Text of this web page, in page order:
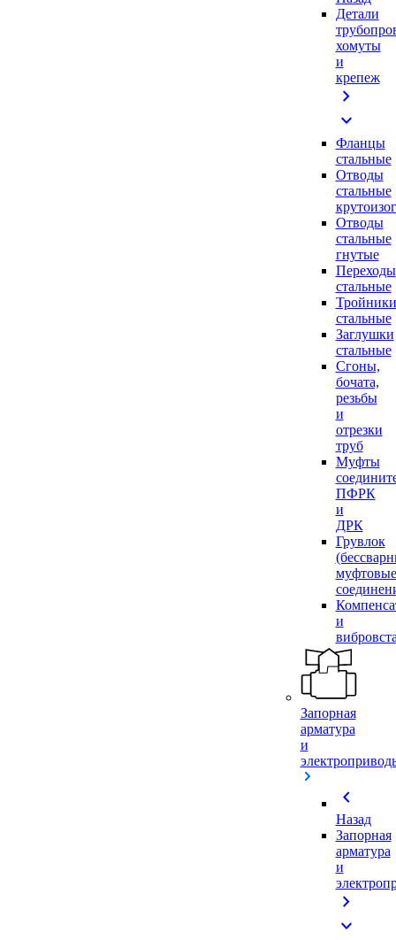
Детали
хомуты
и
крепеж
chevron_right
expand_more
Фланцы
стальные
Отводы
стальные
Отводы
стальные
гнутые
Переходы
стальные
Тройники
стальные
Заглушки
стальные
Сгоны,
бочата,
резьбы
и
отрезки
труб
Муфты
ПФРК
и
ДРК
Грувлок
муфтовые
и
Запорная
арматура
и
chevron_left
Назад
Запорная
арматура
и
chevron_right
expand_more